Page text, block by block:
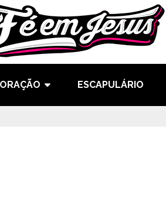
ORAÇÃO ESCAPULÁRIO